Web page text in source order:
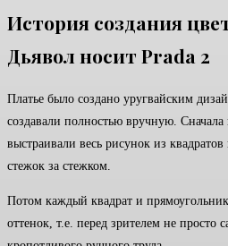
История создания
Дьявол носит Prada 2
Платье было создано уругвайским
создавали полностью вручную.
выстраивали весь рисунок из
стежок за стежком.
Потом каждый квадрат и
оттенок, т.е. перед зрителем не просто